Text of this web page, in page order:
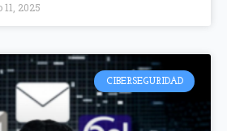
11, 2025
CIBERSEGURIDAD